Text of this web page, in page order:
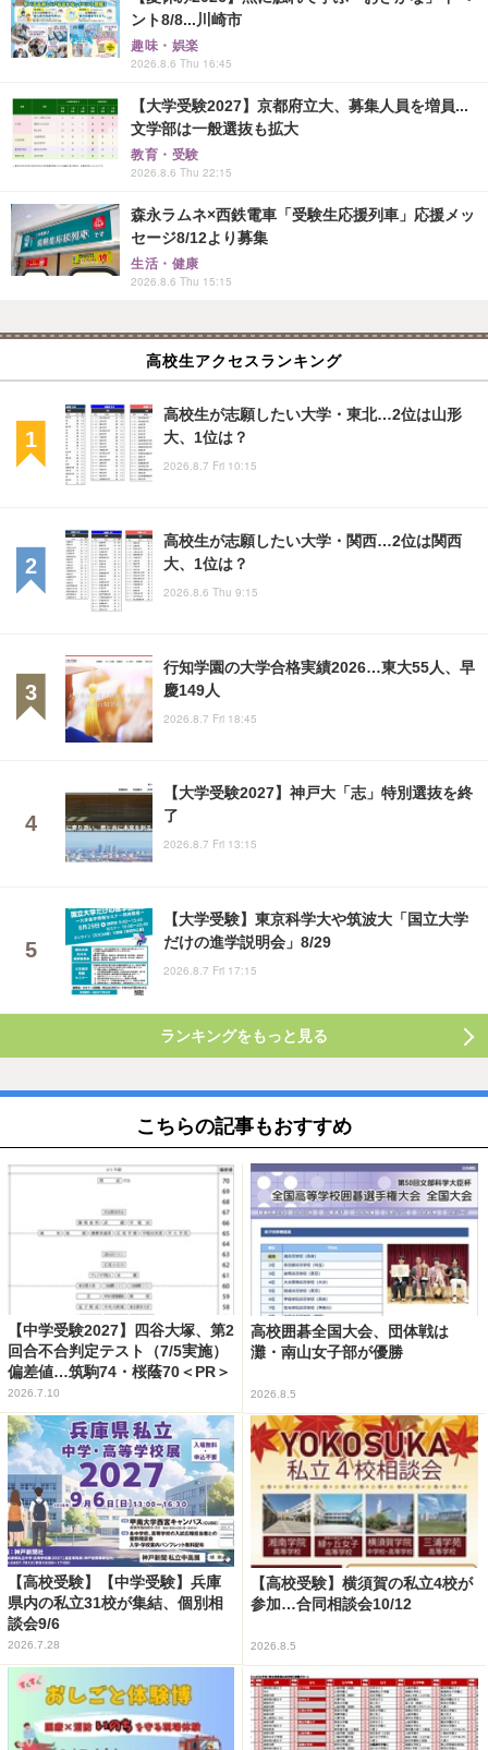
ント8/8...川崎市
趣味・娯楽
2026.8.6 Thu 16:45
【大学受験2027】京都府立大、募集人員を増員...
文学部は一般選抜も拡大
教育・受験
2026.8.6 Thu 22:15
森永ラムネ×西鉄電車「受験生応援列車」応援メッ
セージ8/12より募集
生活・健康
2026.8.6 Thu 15:15
高校生アクセスランキング
高校生が志願したい大学・東北…2位は山形
大、1位は？
2026.8.7 Fri 10:15
高校生が志願したい大学・関西…2位は関西
大、1位は？
2026.8.6 Thu 9:15
行知学園の大学合格実績2026…東大55人、早
慶149人
2026.8.7 Fri 18:45
【大学受験2027】神戸大「志」特別選抜を終
了
2026.8.7 Fri 13:15
【大学受験】東京科学大や筑波大「国立大学
だけの進学説明会」8/29
2026.8.7 Fri 17:15
ランキングをもっと見る
こちらの記事もおすすめ
【中学受験2027】四谷大塚、第2
回合不合判定テスト（7/5実施）
偏差値…筑駒74・桜蔭70＜PR＞
2026.7.10
高校囲碁全国大会、団体戦は
灘・南山女子部が優勝
2026.8.5
【高校受験】【中学受験】兵庫
県内の私立31校が集結、個別相
談会9/6
2026.7.28
【高校受験】横須賀の私立4校が
参加…合同相談会10/12
2026.8.5